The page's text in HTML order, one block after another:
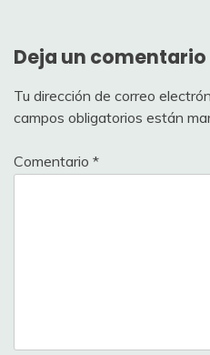
Deja un comentario
Tu dirección de correo
campos obligatorios están
Comentario *